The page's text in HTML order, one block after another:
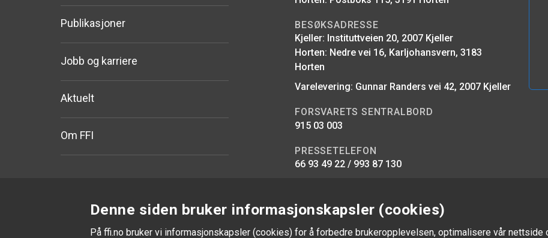
Denne siden bruker informasjonskapsler (cookies)
På ffi.no bruker vi informasjonskapsler (cookies) for å forbedre brukeropplevelsen, optimalisere vår nettside
Publikasjoner
Jobb og karriere
Aktuelt
Om FFI
BESØKSADRESSE
Kjeller: Instituttveien 20, 2007 Kjeller
Horten: Nedre vei 16, Karljohansvern, 3183
Horten
Varelevering: Gunnar Randers vei 42, 2007 Kjeller
FORSVARETS SENTRALBORD
915 03 003
PRESSETELEFON
66 93 49 22 / 993 87 130
firmapost@ffi.no